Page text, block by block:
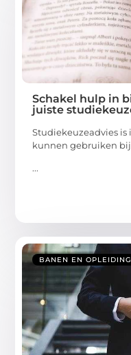
Schakel hulp in
juiste
Studiekeuzeadvies is
kunnen gebruiken
...
BANEN EN